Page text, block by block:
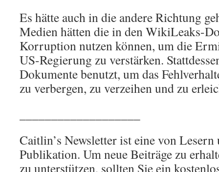
Es hätte auch in die andere Richtung
Medien hätten die in den WikiLeaks-
Korruption nutzen können, um die
US-Regierung zu verstärken.
Dokumente benutzt, um das
zu verbergen, zu verzeihen und zu
Caitlin’s Newsletter ist eine von Lesern
Publikation. Um neue Beiträge zu
zu unterstützen, sollten Sie ein